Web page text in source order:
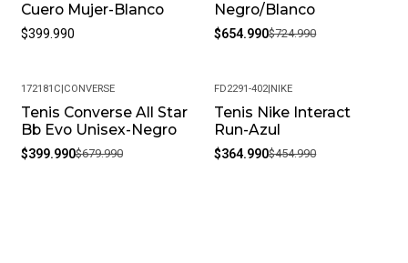
Cuero Mujer-Blanco
$399.990
Negro/Blanco
$654.990$724.990
-41%
172181C CONVERSE
Tenis Converse All Star
Bb Evo Unisex-Negro
$399.990$679.990
-20%
FD2291-402| NIKE
Tenis Nike Interact
Run-Azul
$364.990$454.990